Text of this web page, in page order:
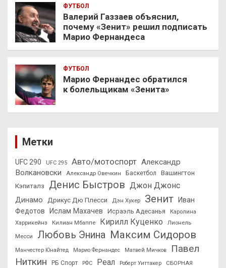
ФУТБОЛ
Валерий Газзаев объяснил,
почему «Зенит» решил подписать
Марио Фернандеса
ФУТБОЛ
Марио Фернандес обратился
к болельщикам «Зенита»
Метки
UFC 290 UFC 295 Авто/мотоспорт Александр
Волкановски
Александр Овечкин Баскетбол
Вашингтон
Кэпиталз
Денис Быстров Джон Джонс
Динамо Дрикус Дю Плесси Дэн Хукер Зенит
Иван
Федотов
Ислам Махачев Исраэль Адесанья
Каролина
Харрикейнз
Килиан Мбаппе Кирилл Куценко
Лионель
Месси
Любовь Энина Максим Сидоров
Манчестер Юнайтед Марио Фернандес Матвей Мичков
Павел
Ниткин
РБ Спорт РФС Реал Роберт Уиттакер
СБОРНАЯ